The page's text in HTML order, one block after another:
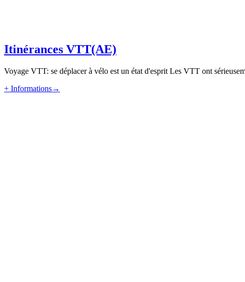
Itinérances VTT(AE)
Voyage VTT: se déplacer à vélo est un état d'esprit Les VTT ont
+ Informations→